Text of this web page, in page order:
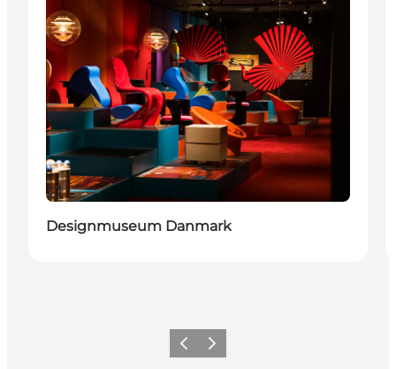
Bæredygtige oplevelser
Designmuseum Danmark
ForrigeNæste